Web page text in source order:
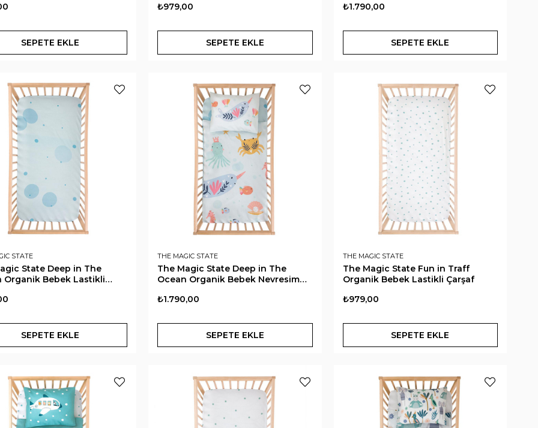
SEPETE EKLE
₺979,00
SEPETE EKLE
₺1.790,00
SEPETE EKLE
STATE
State Deep in The
Organik Bebek Lastikli
SEPETE EKLE
THE MAGIC STATE
The Magic State Deep in The
Ocean Organik Bebek Nevresim
₺1.790,00
SEPETE EKLE
THE MAGIC STATE
The Magic State Fun in Traff
Organik Bebek Lastikli Çarşaf
₺979,00
SEPETE EKLE